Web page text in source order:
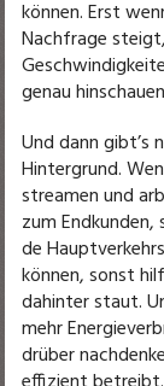
können. Erst
Nachfrage
genau
Und dann gibt’s
Hintergrund.
streamen und
zum
de
können, sonst
dahinter staut.
mehr
drüber